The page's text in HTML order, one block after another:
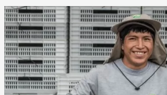
Arándano
peruano:
récord
de
volúmenes,
pero
precios